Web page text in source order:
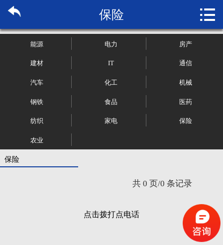
关于博纳
管理咨询
行业报告
加入我们
保险 
能源 电力 房产
建材 IT 通信
汽车 化工 机械
钢铁 食品 医药
纺织 家电 保险
农业
保险
共 0 页/0 条记录
点击拨打点电话